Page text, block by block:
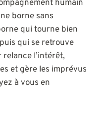
humain
borne sans
qui tourne bien
qui se retrouve
l’intérêt,
et gère les imprévus
à vous en